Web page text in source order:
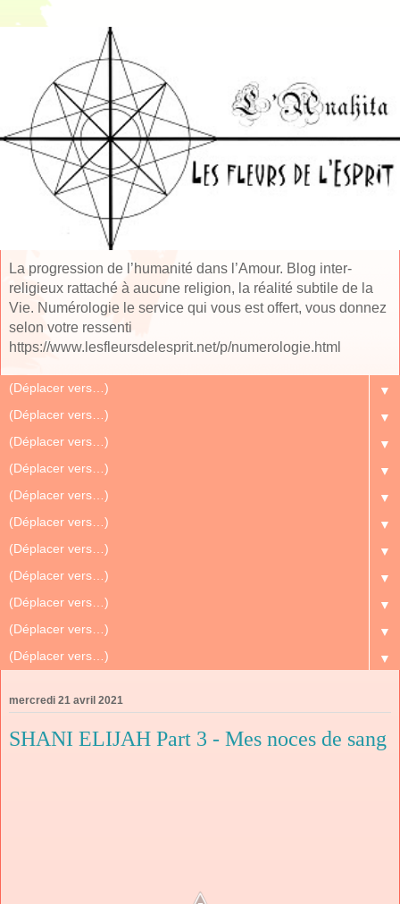
La progression de l’humanité dans l’Amour. Blog inter-
religieux rattaché à aucune religion, la réalité subtile de la
Vie. Numérologie le service qui vous est offert, vous donnez
selon votre ressenti
https://www.lesfleursdelesprit.net/p/numerologie.html
▼
▼
▼
▼
▼
▼
▼
▼
▼
▼
▼
mercredi 21 avril 2021
SHANI ELIJAH Part 3 - Mes noces de sang